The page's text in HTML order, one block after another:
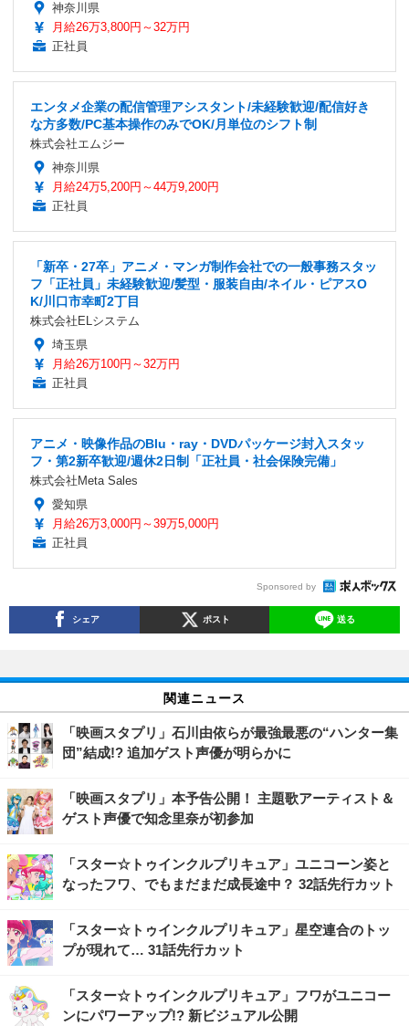
神奈川県
月給26万3,800円～32万円
正社員
エンタメ企業の配信管理アシスタント/未経験歓迎/配信好き
な方多数/PC基本操作のみでOK/月単位のシフト制
株式会社エムジー
神奈川県
月給24万5,200円～44万9,200円
正社員
「新卒・27卒」アニメ・マンガ制作会社での一般事務スタッ
フ「正社員」未経験歓迎/髪型・服装自由/ネイル・ピアスO
K/川口市幸町2丁目
株式会社ELシステム
埼玉県
月給26万100円～32万円
正社員
アニメ・映像作品のBlu・ray・DVDパッケージ封入スタッ
フ・第2新卒歓迎/週休2日制「正社員・社会保険完備」
株式会社Meta Sales
愛知県
月給26万3,000円～39万5,000円
正社員
Sponsored by
シェア ポスト 送る
関連ニュース
「映画スタプリ」石川由依らが最強最悪の“ハンター集
団”結成!? 追加ゲスト声優が明らかに
「映画スタプリ」本予告公開！ 主題歌アーティスト＆
ゲスト声優で知念里奈が初参加
「スター☆トゥインクルプリキュア」ユニコーン姿と
なったフワ、でもまだまだ成長途中？ 32話先行カット
「スター☆トゥインクルプリキュア」星空連合のトッ
プが現れて… 31話先行カット
「スター☆トゥインクルプリキュア」フワがユニコー
ンにパワーアップ!? 新ビジュアル公開